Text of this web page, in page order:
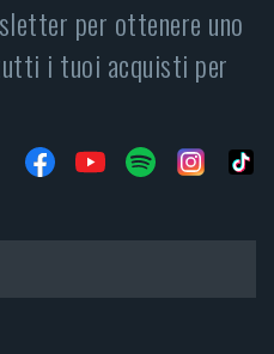
per ottenere uno
i tuoi acquisti per